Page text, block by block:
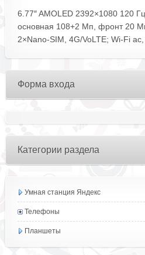
6.77″ AMOLED 2392×1080 120
основная 108+2 Мп, фронт 20
2×Nano‑SIM, 4G/VoLTE; Wi‑Fi
Форма входа
Категории раздела
Умная станция Яндекс
Телефоны
Планшеты